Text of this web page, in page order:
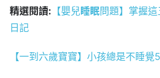
精選閱讀: 【嬰兒睡眠問題】掌握
日記
【一到六歲寶寶】小孩總是不睡